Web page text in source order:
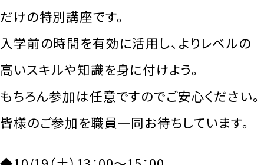
だけの特別講座です。
入学前の時間を有効に活用し、よりレベルの
高いスキルや知識を身に付けよう。
もちろん参加は任意ですのでご安心ください。
皆様のご参加を職員一同お待ちしています。